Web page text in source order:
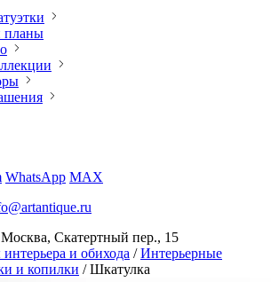
планы
WhatsApp MAX
Москва, Скатертный пер., 15
и обихода / Интерьерные
и копилки / Шкатулка